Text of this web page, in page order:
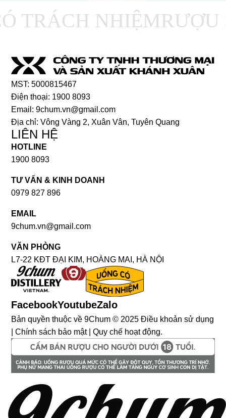
TRÁCH NHIỆMRƯỢU
FacebookYoutubeZalo
Bản quyền thuộc về 9Chum © 2025 Điều khoản sử dụng
| Chính sách bảo mật | Quy chế hoạt động.
MST: 5000815467
Điện thoại: 1900 8093
Email: 9chum.vn@gmail.com
Địa chỉ: Vông Vàng 2, Xuân Vân, Tuyên Quang
LIÊN HỆ
HOTLINE
1900 8093
TƯ VẤN & KINH DOANH
0979 827 896
EMAIL
9chum.vn@gmail.com
VĂN PHÒNG
L7-22 KĐT ĐẠI KIM, HOÀNG MAI, HÀ NỘI